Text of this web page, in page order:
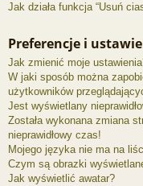
Jak działa funkcja “Usuń
Preferencje i
Jak zmienić moje
W jaki sposób można
użytkowników
Jest wyświetlany
Została wykonana zmiana
nieprawidłowy czas!
Mojego języka nie ma na
Czym są obrazki
Jak wyświetlić awatar?